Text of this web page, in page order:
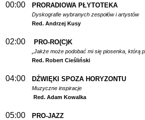
00:00 PRORADIOWA PŁYTOTEKA
Dyskografie wybranych zespołów i artystów
Red. Andrzej Kusy
02:00 PRO-RO(C)K
„Jakże może podobać mi się piosenka, którą
Red. Robert Cieśliński
04:00 DŹWIĘKI SPOZA HORYZONTU
Muzyczne inspiracje
Red. Adam Kowalka
05:00 PRO-JAZZ